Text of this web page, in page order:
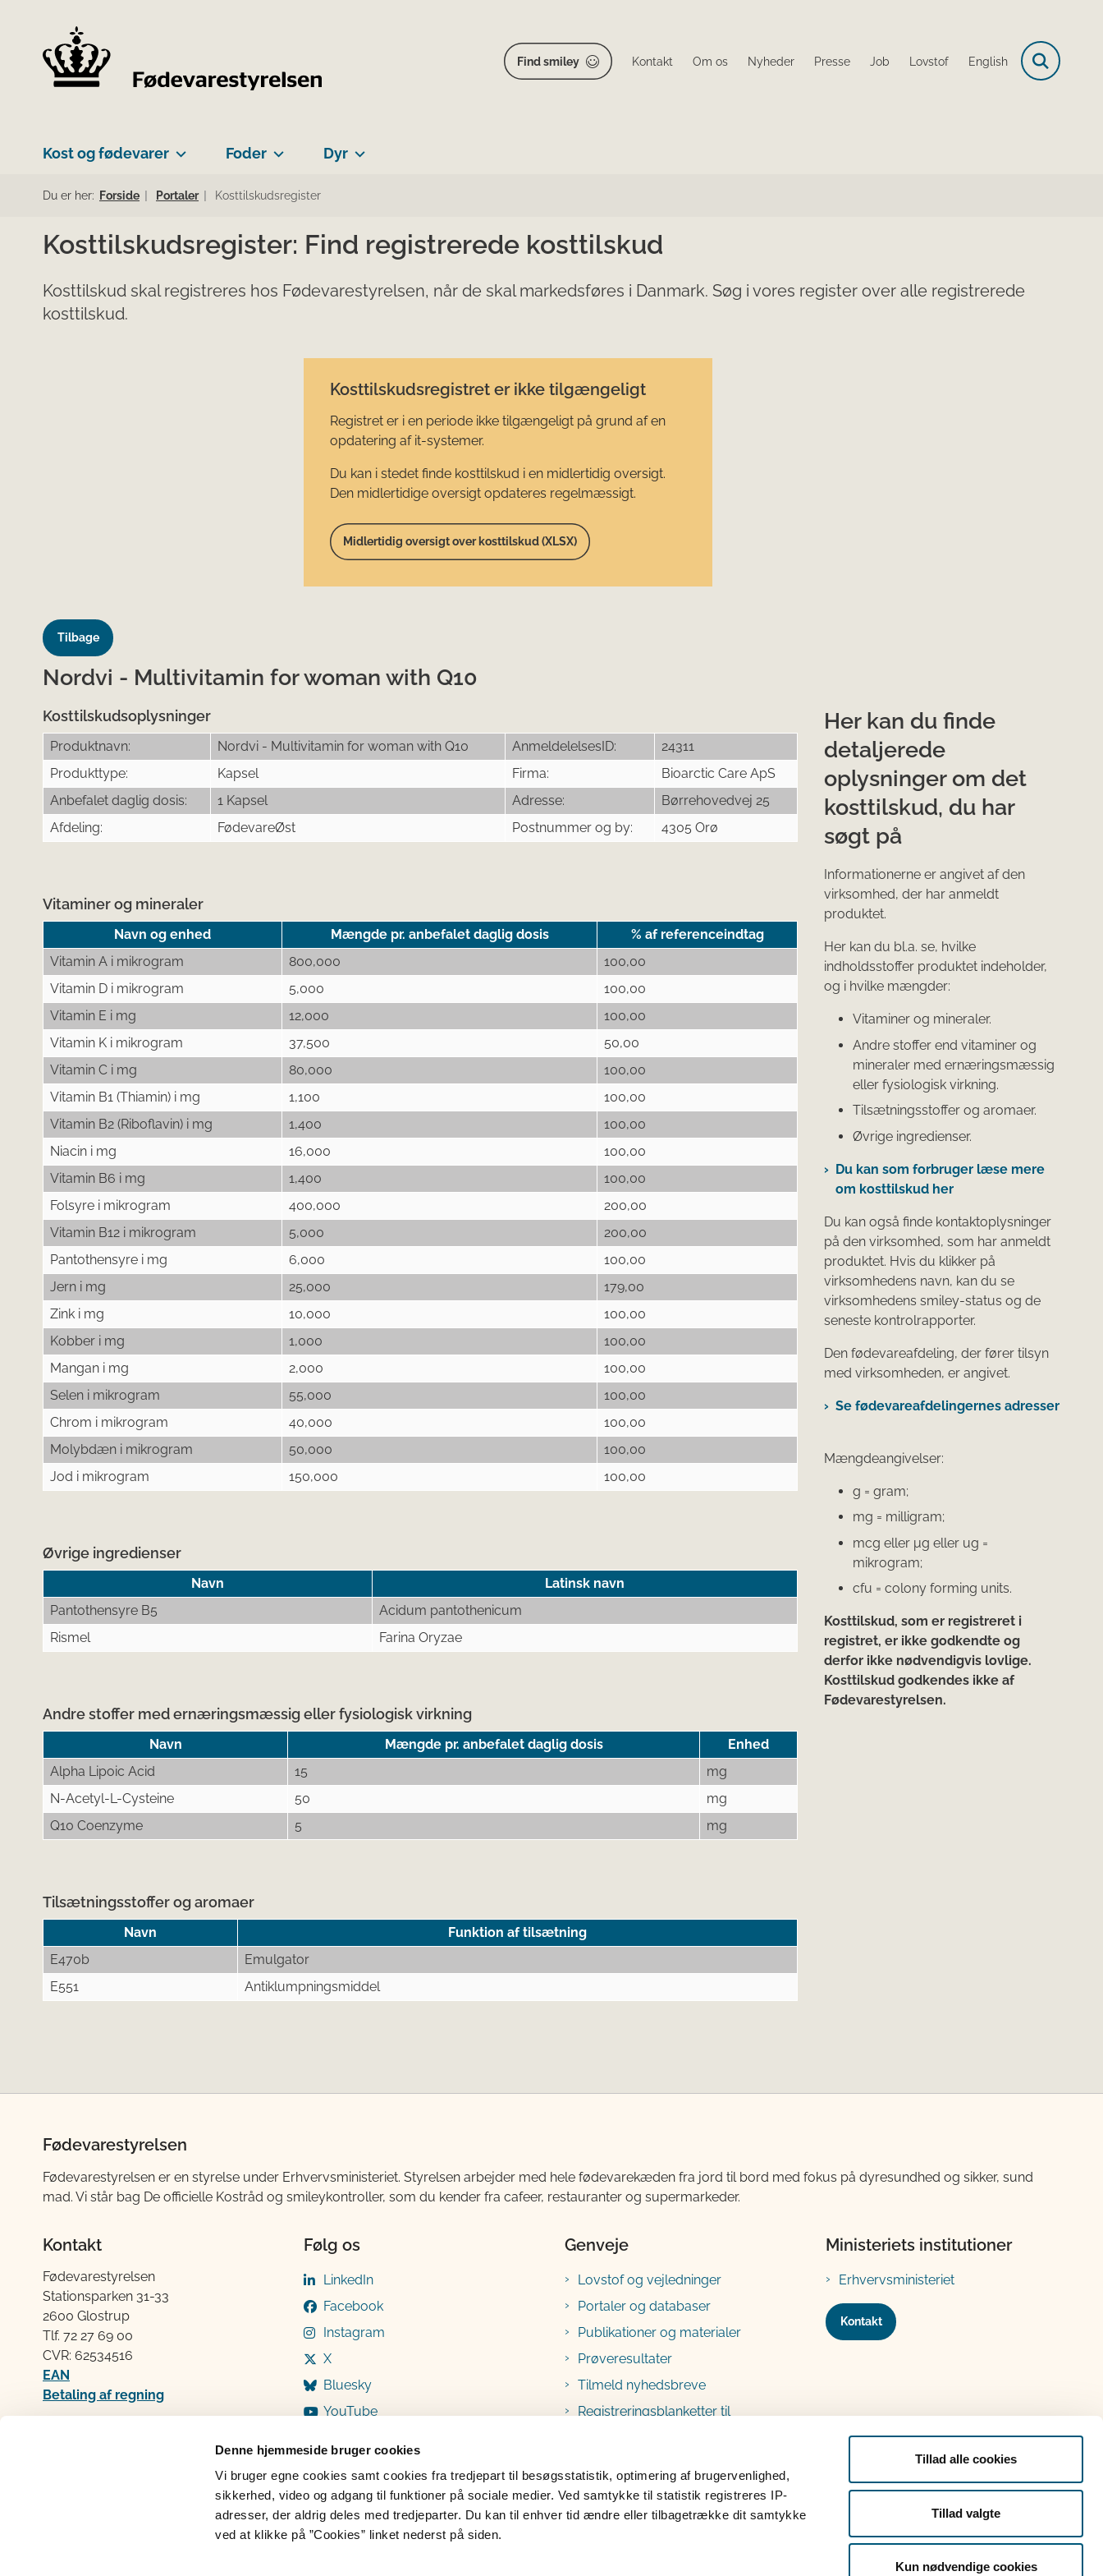
Denne hjemmeside bruger cookies
Vi bruger egne cookies samt cookies fra tredjepart til besøgsstatistik, optimering af brugervenlighed,
sikkerhed, video og adgang til funktioner på sociale medier. Ved samtykke til statistik registreres IP-
adresser, der aldrig deles med tredjeparter. Du kan til enhver tid ændre eller tilbagetrække dit samtykke
ved at klikke på ”Cookies” linket nederst på siden.
Tillad alle cookies
Tillad valgte
Kun nødvendige cookies
Find smiley Kontakt Om os Nyheder Presse Job Lovstof English
Kost og fødevarer Foder Dyr
Du er her: Forside Portaler Kosttilskudsregister
Kosttilskudsregister: Find registrerede kosttilskud
Kosttilskud skal registreres hos Fødevarestyrelsen, når de skal markedsføres i Danmark. Søg i vores register over alle registrerede
kosttilskud.
Kosttilskudsregistret er ikke tilgængeligt
Registret er i en periode ikke tilgængeligt på grund af en
opdatering af it-systemer.
Du kan i stedet finde kosttilskud i en midlertidig oversigt.
Den midlertidige oversigt opdateres regelmæssigt.
Midlertidig oversigt over kosttilskud (XLSX)
Tilbage
Nordvi - Multivitamin for woman with Q10
Kosttilskudsoplysninger
Produktnavn: Nordvi - Multivitamin for woman with Q10 AnmeldelelsesID:
24311
Produkttype:
Kapsel Firma:
Bioarctic Care ApS
Anbefalet daglig dosis:
1 Kapsel Adresse:
Børrehovedvej 25
Afdeling:
FødevareØst Postnummer og by: 4305 Orø
Vitaminer og mineraler
Navn og enhed Mængde pr. anbefalet daglig dosis
% af referenceindtag
Vitamin A i mikrogram
800,000
100,00
Vitamin D i mikrogram
5,000
100,00
Vitamin E i mg
12,000
100,00
Vitamin K i mikrogram
37,500
50,00
Vitamin C i mg
80,000
100,00
Vitamin B1 (Thiamin) i mg
1,100
100,00
Vitamin B2 (Riboflavin) i mg
1,400
100,00
Niacin i mg
16,000
100,00
Vitamin B6 i mg
1,400
100,00
Folsyre i mikrogram
400,000
200,00
Vitamin B12 i mikrogram
5,000
200,00
Pantothensyre i mg
6,000
100,00
Jern i mg
25,000
179,00
Zink i mg
10,000
100,00
Kobber i mg
1,000
100,00
Mangan i mg
2,000
100,00
Selen i mikrogram
55,000
100,00
Chrom i mikrogram
40,000
100,00
Molybdæn i mikrogram
50,000
100,00
Jod i mikrogram
150,000 100,00
Øvrige ingredienser
Navn
Latinsk navn
Pantothensyre B5
Acidum pantothenicum
Rismel
Farina Oryzae
Andre stoffer med ernæringsmæssig eller fysiologisk virkning
Navn Mængde pr. anbefalet daglig dosis
Enhed
Alpha Lipoic Acid
15
mg
N-Acetyl-L-Cysteine
50
mg
Q10 Coenzyme
5 mg
Tilsætningsstoffer og aromaer
Navn
Funktion af tilsætning
E470b
Emulgator
E551
Antiklumpningsmiddel
Her kan du finde
detaljerede
oplysninger om det
kosttilskud, du har
søgt på
Informationerne er angivet af den
virksomhed, der har anmeldt
produktet.
Her kan du bl.a. se, hvilke
indholdsstoffer produktet indeholder,
og i hvilke mængder:
Vitaminer og mineraler.
Andre stoffer end vitaminer og
mineraler med ernæringsmæssig
eller fysiologisk virkning.
Tilsætningsstoffer og aromaer.
Øvrige ingredienser.
Du kan som forbruger læse mere
om kosttilskud her
Du kan også finde kontaktoplysninger
på den virksomhed, som har anmeldt
produktet. Hvis du klikker på
virksomhedens navn, kan du se
virksomhedens smiley-status og de
seneste kontrolrapporter.
Den fødevareafdeling, der fører tilsyn
med virksomheden, er angivet.
Se fødevareafdelingernes adresser
Mængdeangivelser:
g = gram;
mg = milligram;
mcg eller μg eller ug =
mikrogram;
cfu = colony forming units.
Kosttilskud, som er registreret i
registret, er ikke godkendte og
derfor ikke nødvendigvis lovlige.
Kosttilskud godkendes ikke af
Fødevarestyrelsen.
Fødevarestyrelsen
Fødevarestyrelsen er en styrelse under Erhvervsministeriet. Styrelsen arbejder med hele fødevarekæden fra jord til bord med fokus på dyresundhed og sikker, sund
mad. Vi står bag De officielle Kostråd og smileykontroller, som du kender fra cafeer, restauranter og supermarkeder.
Kontakt
Fødevarestyrelsen
Stationsparken 31-33
2600 Glostrup
Tlf. 72 2​​​7 69 00
CVR: 62534516
EAN
Betaling af regning
Følg os
LinkedIn
Facebook
Instagram
X
Bluesky
YouTube
Genveje
Lovstof og vejledninger
Portaler og databaser
Publikationer og materialer
Prøveresultater
Tilmeld nyhedsbreve
Registreringsblanketter til
Ministeriets institutioner
Erhvervsministeriet
Kontakt